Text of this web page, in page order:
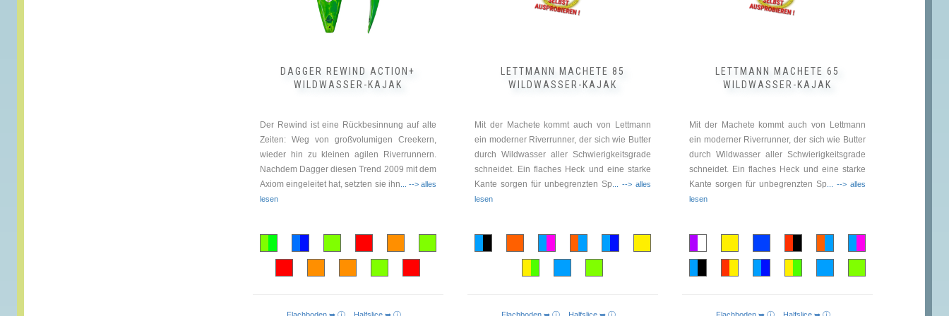
DAGGER REWIND ACTION+
WILDWASSER-KAJAK
Der Rewind ist eine Rückbesinnung auf alte
Zeiten: Weg von großvolumigen Creekern,
wieder hin zu kleinen agilen Riverrunnern.
Nachdem Dagger diesen Trend 2009 mit dem
Axiom eingeleitet hat, setzten sie ihn... --> alles
lesen
LETTMANN MACHETE 85
WILDWASSER-KAJAK
Mit der Machete kommt auch von Lettmann
ein moderner Riverrunner, der sich wie Butter
durch Wildwasser aller Schwierigkeitsgrade
schneidet. Ein flaches Heck und eine starke
Kante sorgen für unbegrenzten Sp... --> alles
lesen
LETTMANN MACHETE 65
WILDWASSER-KAJAK
Mit der Machete kommt auch von Lettmann
ein moderner Riverrunner, der sich wie Butter
durch Wildwasser aller Schwierigkeitsgrade
schneidet. Ein flaches Heck und eine starke
Kante sorgen für unbegrenzten Sp... --> alles
lesen